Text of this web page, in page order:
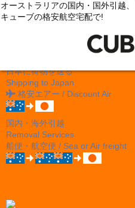
オーストラリアの国内・国外引越
キューブの格安航空宅配で!
日本に荷物を送る
Shipping to Japan
格安エアー / Discount Air
国内・海外引越
Removal Services
船便・航空便 / Sea or Air freight